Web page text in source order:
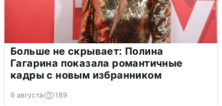
Больше не скрывает: Полина
Гагарина показала романтичные
кадры с новым избранником
6 августа 189